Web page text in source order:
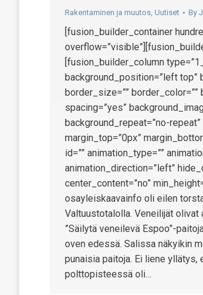
Rakentaminen ja muutos, Uutiset By
[fusion_builder_container
[fusion_builder_column
background_position=”left top”
border_size=””
spacing=”yes”
background_repeat=”no-repeat”
margin_top=”0px”
id=”” animation_type=””
animation_direction=”left”
center_content=”no”
osayleiskaavainfo oli eilen
Valtuustotalolla. Veneilijät olivat
”Säilytä veneilevä Espoo”-
oven edessä. Salissa näkyikin
punaisia paitoja. Ei liene yllätys,
polttopisteessä oli…